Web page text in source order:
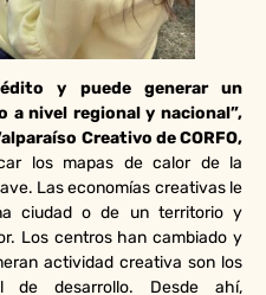
y puede generar un
nivel regional y nacional”,
Creativo de CORFO,
los mapas de calor de la
Las economías creativas le
ciudad o de un territorio y
Los centros han cambiado y
actividad creativa son los
de desarrollo. Desde ahí,